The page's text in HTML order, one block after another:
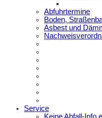
Abfuhrtermine
Boden,
Asbest und
Service